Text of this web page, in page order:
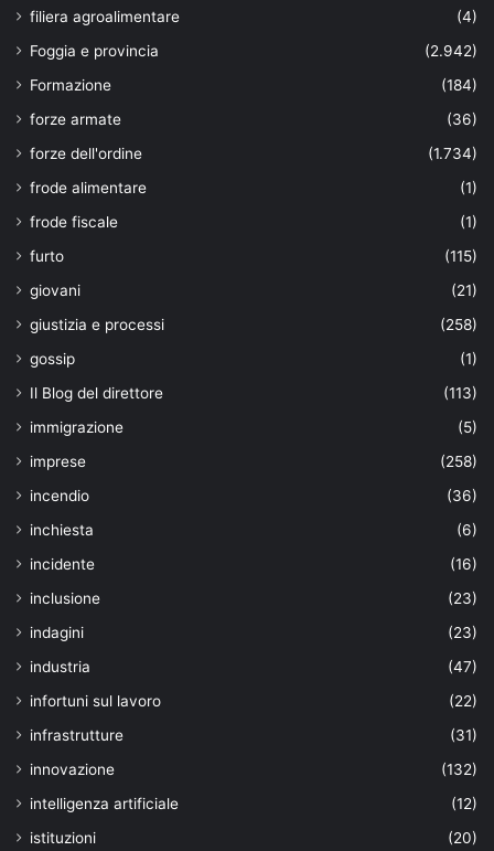
filiera agroalimentare
(4)
Foggia e provincia
(2.942)
Formazione
(184)
forze armate
(36)
forze dell'ordine
(1.734)
frode alimentare
(1)
frode fiscale
(1)
furto
(115)
giovani
(21)
giustizia e processi
(258)
gossip
(1)
Il Blog del direttore
(113)
immigrazione
(5)
imprese
(258)
incendio
(36)
inchiesta
(6)
incidente
(16)
inclusione
(23)
indagini
(23)
industria
(47)
infortuni sul lavoro
(22)
infrastrutture
(31)
innovazione
(132)
intelligenza artificiale
(12)
istituzioni
(20)